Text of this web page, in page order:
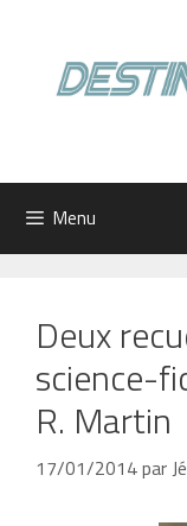
contenu
Menu
Deux
science-
R. Martin
17/01/2014par